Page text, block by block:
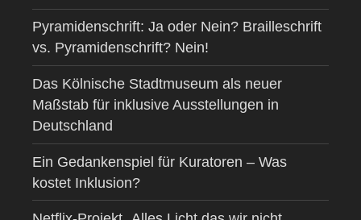
Pyramidenschrift: Ja oder Nein? Brailleschrift
vs. Pyramidenschrift? Nein!
Das Kölnische Stadtmuseum als neuer
Maßstab für inklusive Ausstellungen in
Deutschland
Ein Gedankenspiel für Kuratoren – Was
kostet Inklusion?